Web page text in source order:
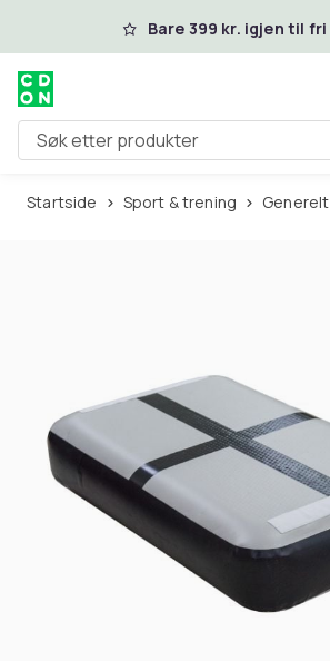
Hopp til hovedinnhold
Bare 399 kr. igjen til
Søk etter produkter
Startside Sport & trening